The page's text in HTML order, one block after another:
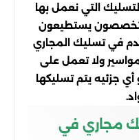
التي نعمل بها
يستطيعون
في تسليك المجاري
ولا تعمل على
أي جزئيه يتم تسليكها
مجاري في